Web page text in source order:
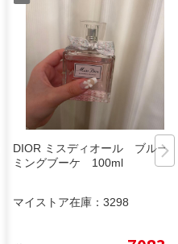
DIOR ミスディオール ブルー
ミングブーケ 100ml
マイストア在庫： 3298